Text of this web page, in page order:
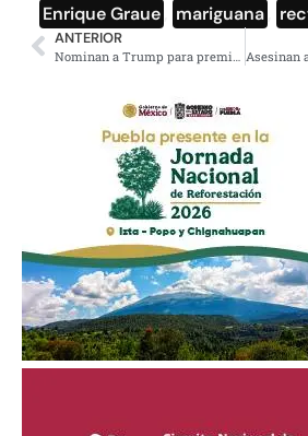
Enrique Graue mariguana
ANTERIOR